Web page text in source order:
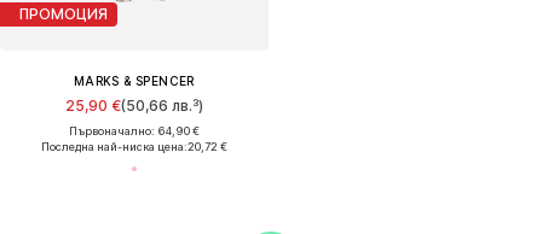
ПРОМОЦИЯ
MARKS & SPENCER
25,90 €(50,66 лв.³)
Първоначално: 64,90 €
Последна най-ниска цена:20,72 €